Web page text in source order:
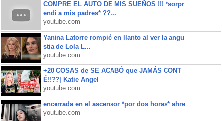
COMPRE EL AUTO DE MIS SUEÑOS !!! *sorpr
endi a mis padres* ??...
youtube.com
Yanina Latorre rompió en llanto al ver la angu
stia de Lola L...
youtube.com
+20 COSAS de SE ACABÓ que JAMÁS CONT
É!!??| Katie Angel
youtube.com
encerrada en el ascensor *por dos horas* ahre
youtube.com